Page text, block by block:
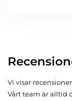
Vi visar
Vårt team är alltid